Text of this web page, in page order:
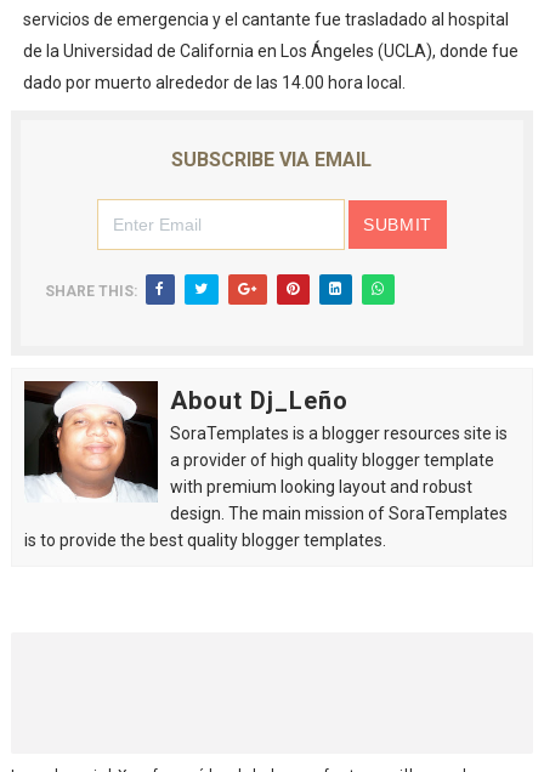
servicios de emergencia y el cantante fue trasladado al hospital
de la Universidad de California en Los Ángeles (UCLA), donde fue
dado por muerto alrededor de las 14.00 hora local.
SUBSCRIBE VIA EMAIL
SHARE THIS:
About Dj_Leño
SoraTemplates is a blogger resources site is
a provider of high quality blogger template
with premium looking layout and robust
design. The main mission of SoraTemplates
is to provide the best quality blogger templates.